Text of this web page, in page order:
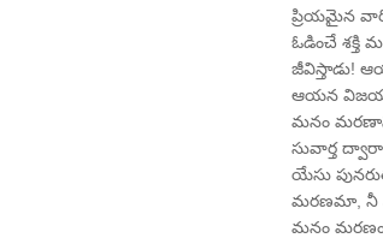
ప్రియమైన
ఓడించే శక్తి
జీవిస్తాడు!
ఆయన
మనం
సువార్త
యేసు
మరణమా, నీ
మనం